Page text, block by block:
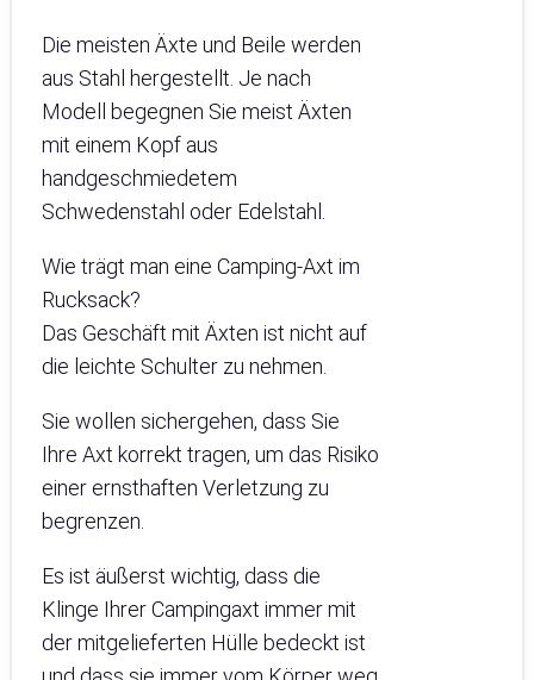
Die meisten Äxte und Beile werden
aus Stahl hergestellt. Je nach
Modell begegnen Sie meist Äxten
mit einem Kopf aus
handgeschmiedetem
Schwedenstahl oder Edelstahl.
Wie trägt man eine Camping-Axt im
Rucksack?
Das Geschäft mit Äxten ist nicht auf
die leichte Schulter zu nehmen.
Sie wollen sichergehen, dass Sie
Ihre Axt korrekt tragen, um das Risiko
einer ernsthaften Verletzung zu
begrenzen.
Es ist äußerst wichtig, dass die
Klinge Ihrer Campingaxt immer mit
der mitgelieferten Hülle bedeckt ist